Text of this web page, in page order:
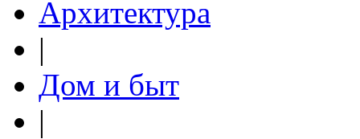
Архитектура
|
Дом и быт
|